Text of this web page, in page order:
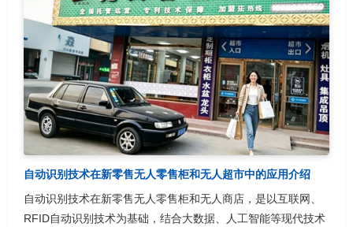
自动识别技术在新零售无人零售柜和无人超市中的应用介绍
自动识别技术在新零售无人零售柜和无人商店，是以互联网、
RFID自动识别技术为基础，结合大数据、人工智能等现代技术